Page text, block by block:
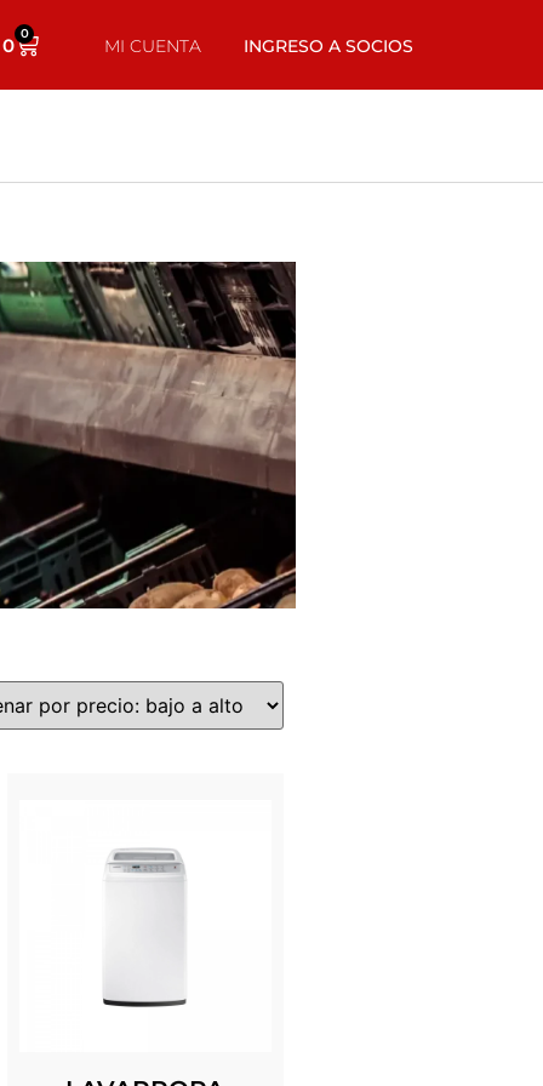
0
MI CUENTA INGRESO A SOCIOS